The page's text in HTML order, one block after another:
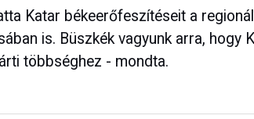
Katar békeerőfeszítéseit a
is. Büszkék vagyunk arra, hogy
többséghez - mondta.